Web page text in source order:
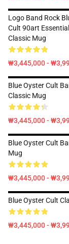
Logo Band Rock
Cult 90art
Classic Mug
₩3,445,000 -
Blue Oyster Cult
Classic Mug
₩3,445,000 -
Blue Oyster Cult
Mug
₩3,445,000 -
Blue Oyster Cult
₩3,445,000 -